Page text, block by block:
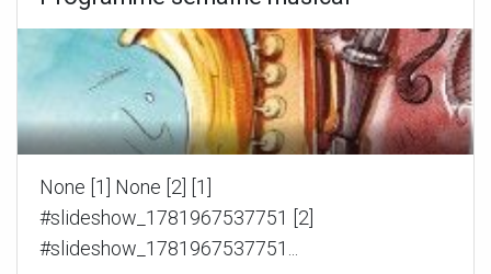
None [1] None [2] [1]
#slideshow_1781967537751 [2]
#slideshow_1781967537751...